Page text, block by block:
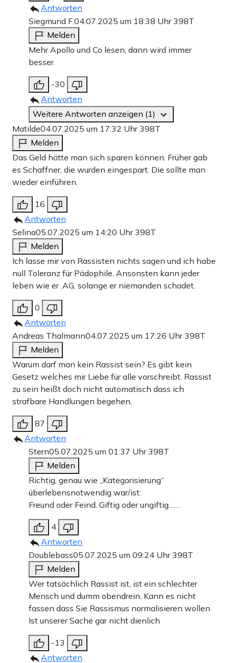
Antworten
Siegmund F.04.07.2025 um 18:38 Uhr398T
Melden
Mehr Apollo und Co lesen, dann wird immer
besser.
-30
Antworten
Weitere Antworten anzeigen (1)
Matilde04.07.2025 um 17:32 Uhr398T
Melden
Das Geld hätte man sich sparen können. Früher gab
es Schaffner, die wurden eingespart. Die sollte man
wieder einführen.
16
Antworten
Selina05.07.2025 um 14:20 Uhr398T
Melden
Ich lasse mir von Rassisten nichts sagen und ich habe
null Toleranz für Pädophile. Ansonsten kann jeder
leben wie er .AG, solange er niemanden schadet.
0
Antworten
Andreas Thalmann04.07.2025 um 17:26 Uhr398T
Melden
Warum darf man kein Rassist sein? Es gibt kein
Gesetz welches mir Liebe für alle vorschreibt. Rassist
zu sein heißt doch nicht automatisch dass ich
strafbare Handlungen begehen.
87
Antworten
Stern05.07.2025 um 01:37 Uhr398T
Melden
Richtig, genau wie „Kategorisierung“
überlebensnotwendig war/ist:
Freund oder Feind. Giftig oder ungiftig……
4
Antworten
Doublebass05.07.2025 um 09:24 Uhr398T
Melden
Wer tatsächlich Rassist ist, ist ein schlechter
Mensch und dumm obendrein. Kann es nicht
fassen dass Sie Rassismus normalisieren wollen.
Ist unserer Sache gar nicht dienlich
-13
Antworten